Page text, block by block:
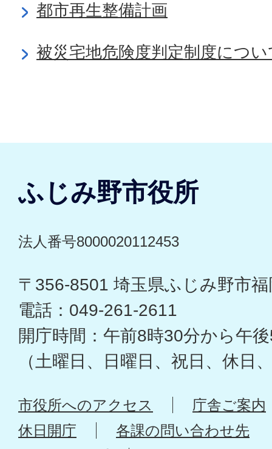
都市再生整備計画
被災宅地危険度判定制度につい
ふじみ野市役所
法人番号8000020112453
〒356-8501 埼玉県ふじみ野市
電話：049-261-2611
開庁時間：午前8時30分から午
（土曜日、日曜日、祝日、休日
市役所へのアクセス
庁舎ご案内
休日開庁
各課の問い合わせ先